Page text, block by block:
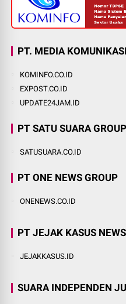
PT. MEDIA
KOMINFO.CO.ID
EXPOST.CO.ID
UPDATE24JAM.ID
PT SATU SUARA GROUP
SATUSUARA.CO.ID
PT ONE NEWS GROUP
ONENEWS.CO.ID
PT JEJAK KASUS NEWS
JEJAKKASUS.ID
SUARA INDEPENDEN